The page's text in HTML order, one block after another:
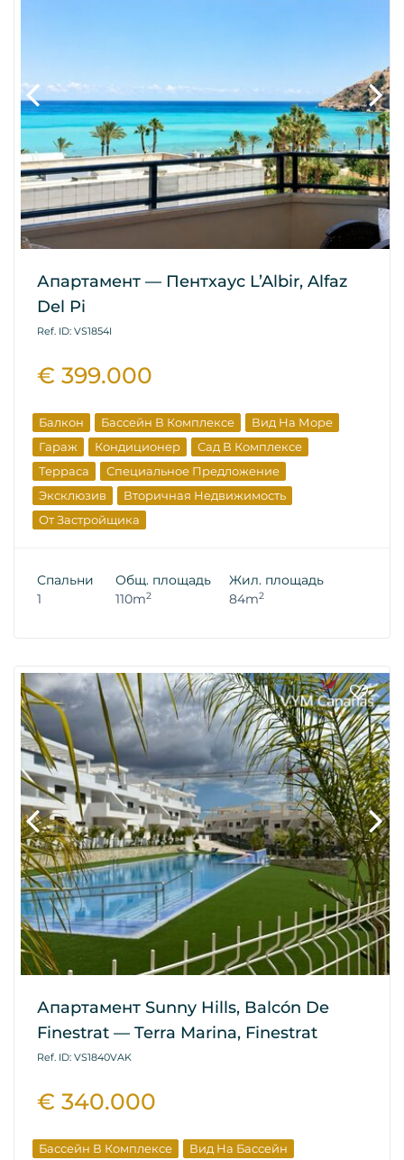
Апартамент — Пентхаус L’Albir, Alfaz
Del Pi
Ref. ID: VS1854I
€ 399.000
Балкон Бассейн В Комплексе
Вид На Море
Гараж
Кондиционер
Сад В Комплексе
Терраса
Специальное Предложение
Эксклюзив
Вторичная Недвижимость
От Застройщика
Спальни
1
Общ. площадь
110m2
Жил. площадь
84m2
Апартамент Sunny Hills, Balcón De
Finestrat — Terra Marina, Finestrat
Ref. ID: VS1840VAK
€ 340.000
Бассейн В Комплексе
Вид На Бассейн